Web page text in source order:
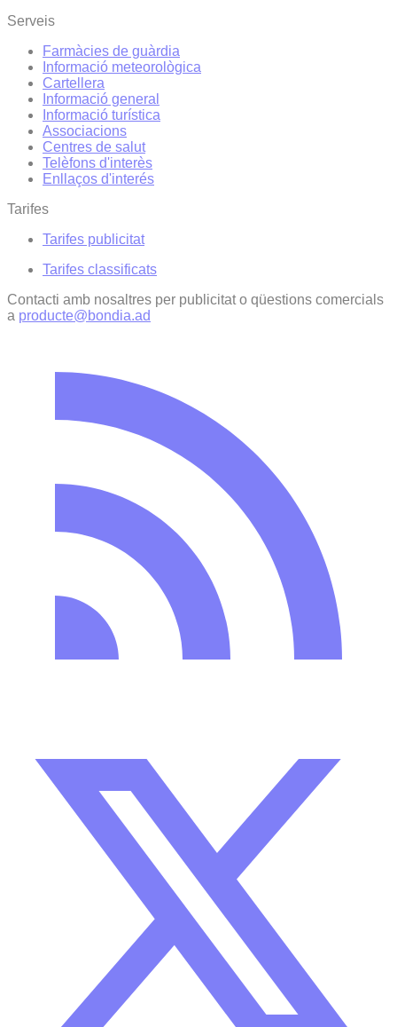
Serveis
Farmàcies de guàrdia
Informació meteorològica
Cartellera
Informació general
Informació turística
Associacions
Centres de salut
Telèfons d'interès
Enllaços d'interés
Tarifes
Tarifes publicitat
Tarifes classificats
Contacti amb nosaltres per publicitat o qüestions comercials
a producte@bondia.ad